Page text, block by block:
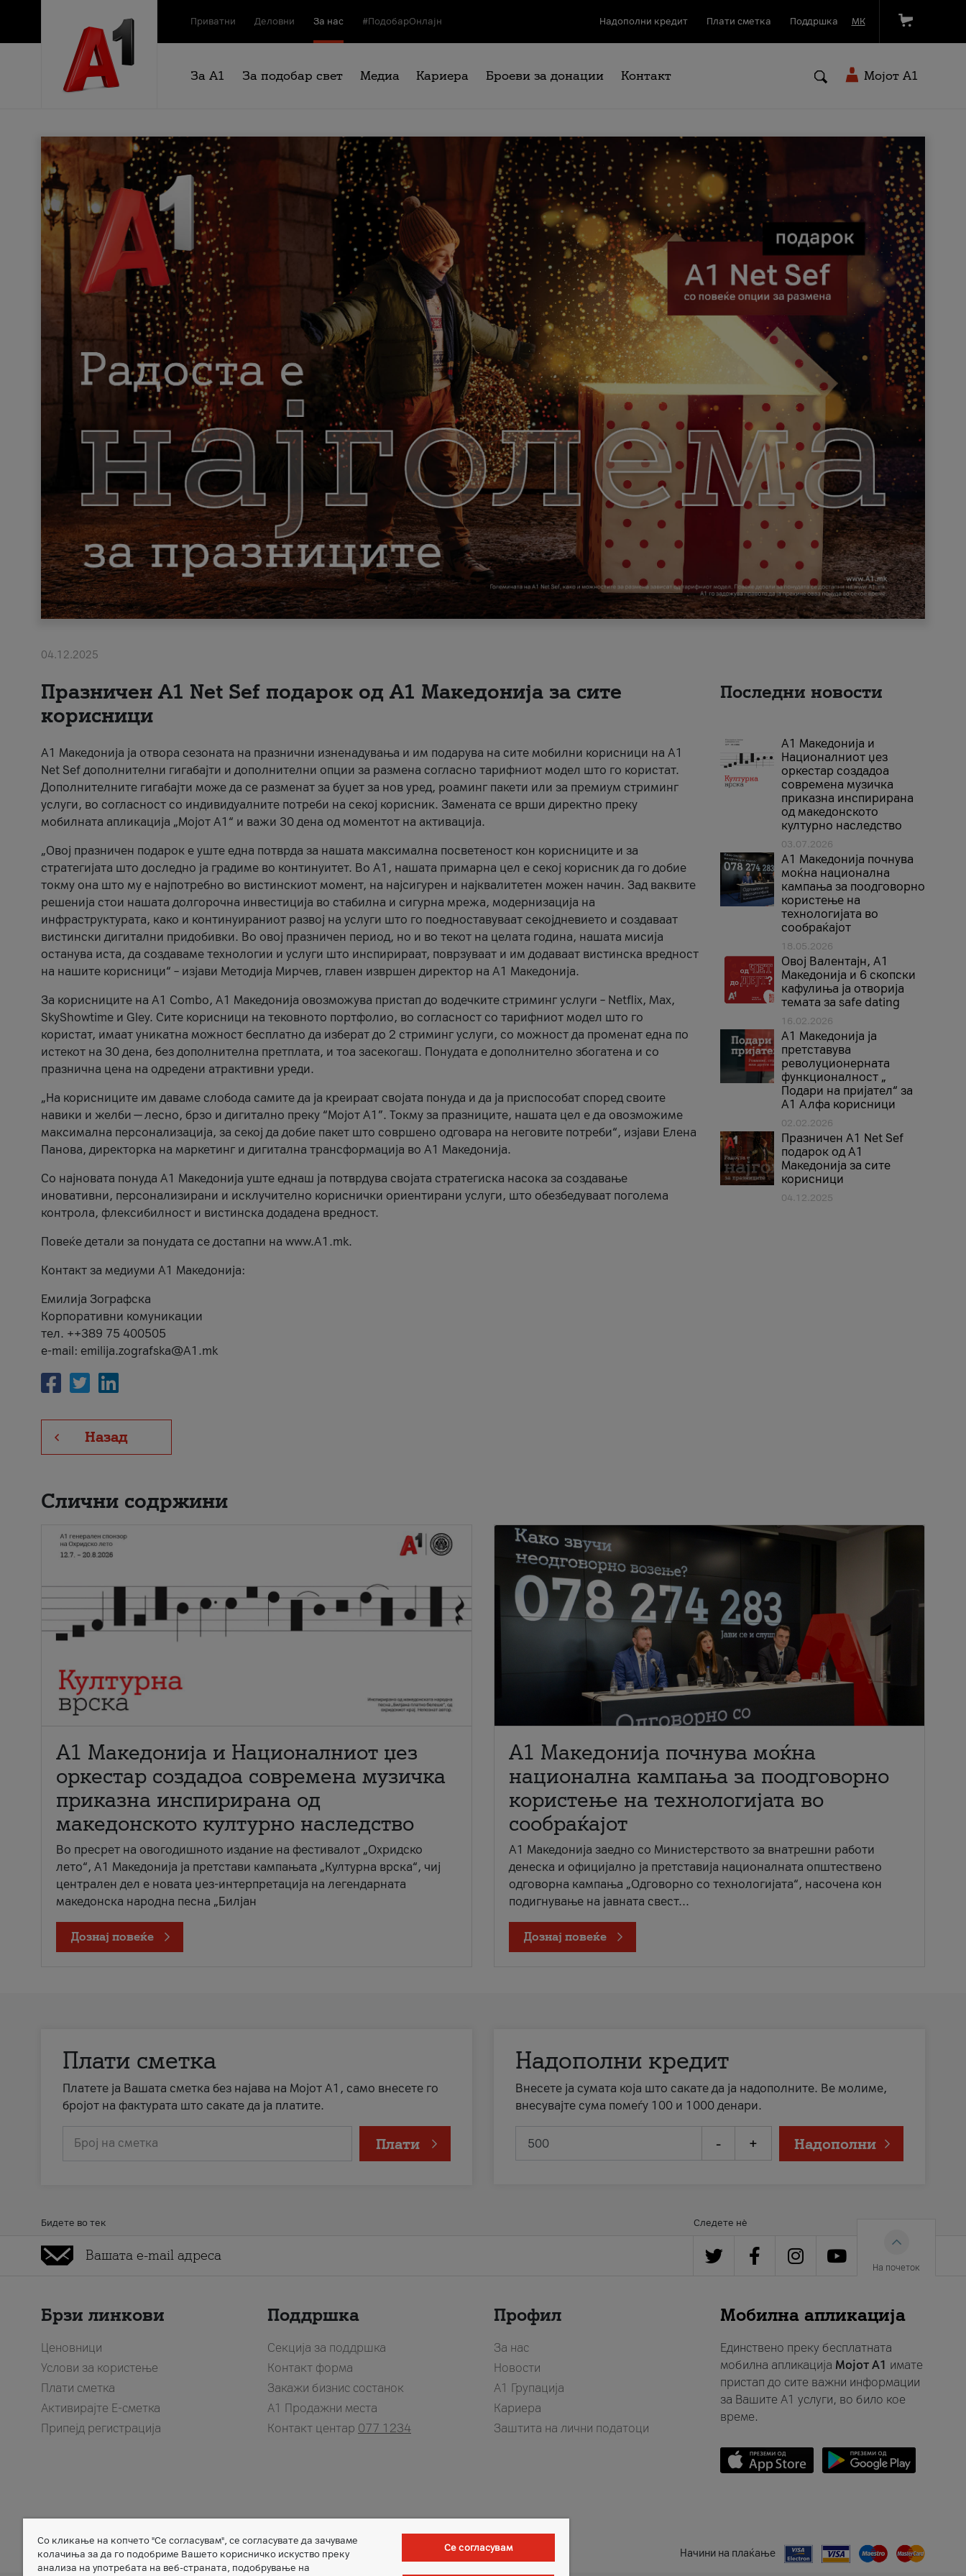
Приватни Деловни За нас #ПодобарОнлајн Надополни кредит Плати сметка Поддршка МК
За А1 За подобар свет Медиа Кариера Броеви за донации Контакт Мојот A1
04.12.2025
Празничен A1 Net Sеf подарок од А1 Македонија за сите
корисници
А1 Македонија ја отвора сезоната на празнични изненадувања и им подарува на сите мобилни корисници на A1
Net Sef дополнителни гигабајти и дополнителни опции за размена согласно тарифниот модел што го користат.
Дополнителните гигабајти може да се разменат за буџет за нов уред, роаминг пакети или за премиум стриминг
услуги, во согласност со индивидуалните потреби на секој корисник. Замената се врши директно преку
мобилната апликација „Мојот А1“ и важи 30 дена од моментот на активација.
„Овој празничен подарок е уште една потврда за нашата максимална посветеност кон корисниците и за
стратегијата што доследно ја градиме во континуитет. Во А1, нашата примарна цел е секој корисник да го добие
токму она што му е најпотребно во вистинскиот момент, на најсигурен и најквалитетен можен начин. Зад ваквите
решенија стои нашата долгорочна инвестиција во стабилна и сигурна мрежа, модернизација на
инфраструктурата, како и континуираниот развој на услуги што го поедноставуваат секојдневието и создаваат
вистински дигитални придобивки. Во овој празничен период, но и во текот на целата година, нашата мисија
останува иста, да создаваме технологии и услуги што инспирираат, поврзуваат и им додаваат вистинска вредност
на нашите корисници“ – изјави Методија Мирчев, главен извршен директор на А1 Македонија.
За корисниците на A1 Combo, А1 Македонија овозможува пристап до водечките стриминг услуги – Netflix, Max,
SkyShowtime и Gley. Сите корисници на тековното портфолио, во согласност со тарифниот модел што го
користат, имаат уникатна можност бесплатно да изберат до 2 стриминг услуги, со можност да променат една по
истекот на 30 дена, без дополнителна претплата, и тоа засекогаш. Понудата е дополнително збогатена и со
празнична цена на одредени атрактивни уреди.
„На корисниците им даваме слобода самите да ја креираат својата понуда и да ја приспособат според своите
навики и желби — лесно, брзо и дигитално преку “Мојот А1”. Токму за празниците, нашата цел е да овозможиме
максимална персонализација, за секој да добие пакет што совршено одговара на неговите потреби“, изјави Елена
Панова, директорка на маркетинг и дигитална трансформација во А1 Македонија.
Со најновата понуда А1 Македонија уште еднаш ја потврдува својата стратегиска насока за создавање
иновативни, персонализирани и исклучително кориснички ориентирани услуги, што обезбедуваат поголема
контрола, флексибилност и вистинска додадена вредност.
Повеќе детали за понудата се достапни на www.А1.mk.
Контакт за медиуми А1 Македонија:
Емилија Зографска
Корпоративни комуникации
тел. ++389 75 400505
e-mail: emilija.zografska@A1.mk
Назад
Последни новости
А1 Македонија и
Националниот џез
оркестар создадоа
современа музичка
приказна инспирирана
од македонското
културно наследство
03.07.2026
A1 Македонија почнува
моќна национална
кампања за поодговорно
користење на
технологијата во
сообраќајот
18.05.2026
Овој Валентајн, A1
Македонија и 6 скопски
кафулиња ја отворија
темата за safe dating
16.02.2026
А1 Македонија ја
претставува
револуционерната
функционалност „
Подари на пријател“ за
А1 Алфа корисници
02.02.2026
Празничен A1 Net Sеf
подарок од А1
Македонија за сите
корисници
04.12.2025
Слични содржини
А1 Македонија и Националниот џез
оркестар создадоа современа музичка
приказна инспирирана од
македонското културно наследство
Во пресрет на овогодишното издание на фестивалот „Охридско
лето“, А1 Македонија ја претстави кампањата „Културна врска“, чиј
централен дел е новата џез-интерпретација на легендарната
македонска народна песна „Билјан
Дознај повеќе
A1 Македонија почнува моќна
национална кампања за поодговорно
користење на технологијата во
сообраќајот
A1 Македонија заедно со Министерството за внатрешни работи
денеска и официјално ја претставија националната општествено
одговорна кампања „Одговорно со технологијата“, насочена кон
подигнување на јавната свест...
Дознај повеќе
Плати сметка
Платете ја Вашата сметка без најава на Мојот А1, само внесете го
бројот на фактурата што сакате да ја платите.
Број на сметка Плати
Надополни кредит
Внесете ја сумата која што сакате да ја надополните. Ве молиме,
внесувајте сума помеѓу 100 и 1000 денари.
- + Надополни
Бидете во тек Следете нè
На почеток
Брзи линкови
Ценовници
Услови за користење
Плати сметка
Активирајте Е-сметка
Припејд регистрација
Поддршка
Секција за поддршка
Контакт форма
Закажи бизнис состанок
A1 Продажни места
Контакт центар 077 1234
Профил
За нас
Новости
А1 Групација
Кариера
Заштита на лични податоци
Мобилна апликација
Единствено преку бесплатната
мобилна апликација Мојот A1 имате
пристап до сите важни информации
за Вашите A1 услуги, во било кое
време.
Member of Начини на плаќање
Со кликање на копчето "Се согласувам", се согласувате да зачуваме
колачиња за да го подобриме Вашето корисничко искуство преку
анализа на употребата на веб-страната, подобрување на
Се согласувам